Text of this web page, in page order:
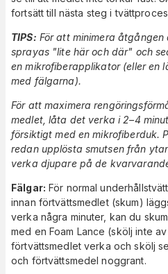
fortsätt till nästa steg i
TIPS: För att minimera åtgången
sprayas "lite här och där" och
en mikrofiberapplikator (eller en
med fälgarna).
För att maximera
medlet, låta det verka i 2–4
försiktigt med en mikrofiberduk.
redan upplösta smutsen från
verka djupare på de
Fälgar: För normal
innan förtvättsmedlet (skum)
verka några minuter, kan du
med en Foam Lance (skölj inte
förtvättsmedlet verka och skölj
och förtvättsmedel noggrant.